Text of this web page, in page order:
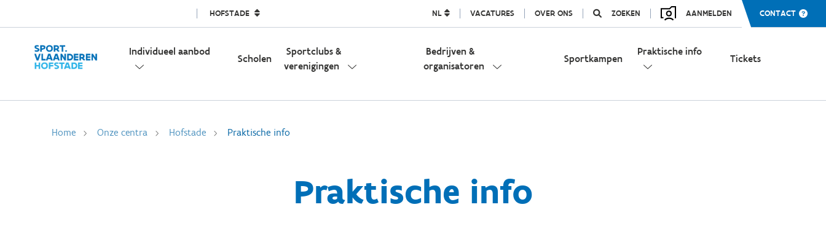
HOFSTADE NL VACATURES OVER ONS ZOEKEN AANMELDEN CONTACT
Individueel aanbod
Scholen
Sportclubs &
verenigingen
Bedrijven &
organisatoren
Sportkampen
Praktische info
Tickets
Home Onze centra Hofstade Praktische info
Praktische info